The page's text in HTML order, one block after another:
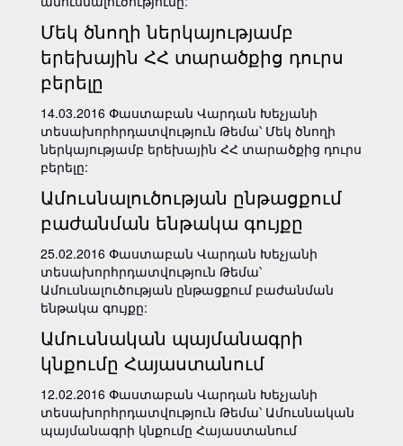
Մեկ ծնողի ներկայությամբ
երեխային ՀՀ տարածքից դուրս
բերելը
14.03.2016 Փաստաբան Վարդան Խեչյանի
տեսախորհրդատվություն Թեմա՝ Մեկ ծնողի
ներկայությամբ երեխային ՀՀ տարածքից դուրս
բերելը:
Ամուսնալուծության ընթացքում
բաժանման ենթակա գույքը
25.02.2016 Փաստաբան Վարդան Խեչյանի
տեսախորհրդատվություն Թեմա՝
Ամուսնալուծության ընթացքում բաժանման
ենթակա գույքը:
Ամուսնական պայմանագրի
կնքումը Հայաստանում
12.02.2016 Փաստաբան Վարդան Խեչյանի
տեսախորհրդատվություն Թեմա՝ Ամուսնական
պայմանագրի կնքումը Հայաստանում